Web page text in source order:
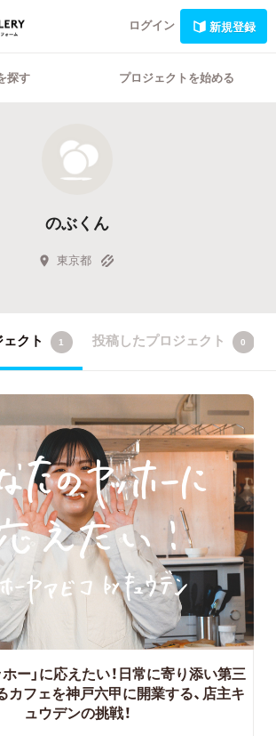
ログイン 新規登録
探す プロジェクトを始める
のぶくん
東京都
クト 1 投稿したプロジェクト 0
ー」に応えたい！日常に寄り添い第三
カフェを神戸六甲に開業する、店主キ
ュウデンの挑戦！